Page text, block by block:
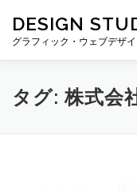
DESIGN
グラフィック・ウェブデザ
TOP 最新情報
タグ:株式会